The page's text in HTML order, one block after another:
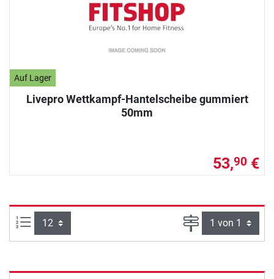
Auf Lager
Livepro Wettkampf-Hantelscheibe gummiert
50mm
53,90 €
Artikel pro Seite: Seite